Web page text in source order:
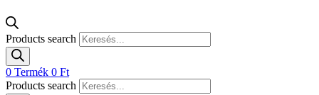
Products search
0 Termék 0 Ft
Products search